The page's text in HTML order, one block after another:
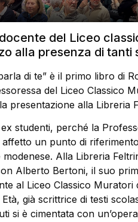
del Liceo
alla presenza di tanti
di te” è il primo libro di
del Liceo Classico
presentazione alla Libreria
studenti, perché la
un punto di
modenese. Alla Libreria
Alberto Bertoni, il suo
al Liceo Classico Muratori
già scrittrice di testi
si è cimentata con